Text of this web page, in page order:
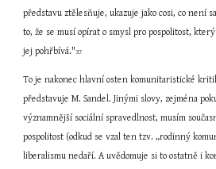
představu ztělesňuje, ukazuje jako cosi, co není
to, že se musí opírat o smysl pro pospolitost,
jej pohřbívá."37
To je nakonec hlavní osten komunitaristické
představuje M. Sandel. Jinými slovy, zejména
významnější sociální spravedlnost, musím
pospolitost (odkud se vzal ten tzv. „rodinný
liberalismu nedaří. A uvědomuje si to ostatně i